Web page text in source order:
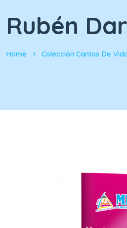
Rubén
Home Colección Cantos De